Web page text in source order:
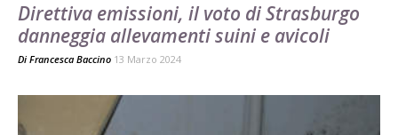
Direttiva emissioni, il voto di Strasburgo
danneggia allevamenti suini e avicoli
Di Francesca Baccino 13 Marzo 2024